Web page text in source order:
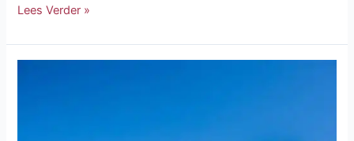
Lees Verder »